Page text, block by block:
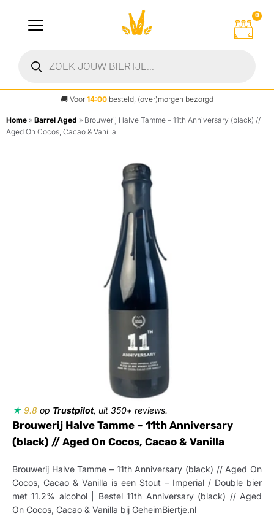
0
🚚 Voor 14:00 besteld, (over)morgen bezorgd
Home » Barrel Aged » Brouwerij Halve Tamme – 11th Anniversary (black) //
Aged On Cocos, Cacao & Vanilla
★ 9.8 op Trustpilot, uit 350+ reviews.
Brouwerij Halve Tamme – 11th Anniversary
(black) // Aged On Cocos, Cacao & Vanilla
Brouwerij Halve Tamme – 11th Anniversary (black) // Aged On
Cocos, Cacao & Vanilla is een Stout – Imperial / Double bier
met 11.2% alcohol | Bestel 11th Anniversary (black) // Aged
On Cocos, Cacao & Vanilla bij GeheimBiertje.nl